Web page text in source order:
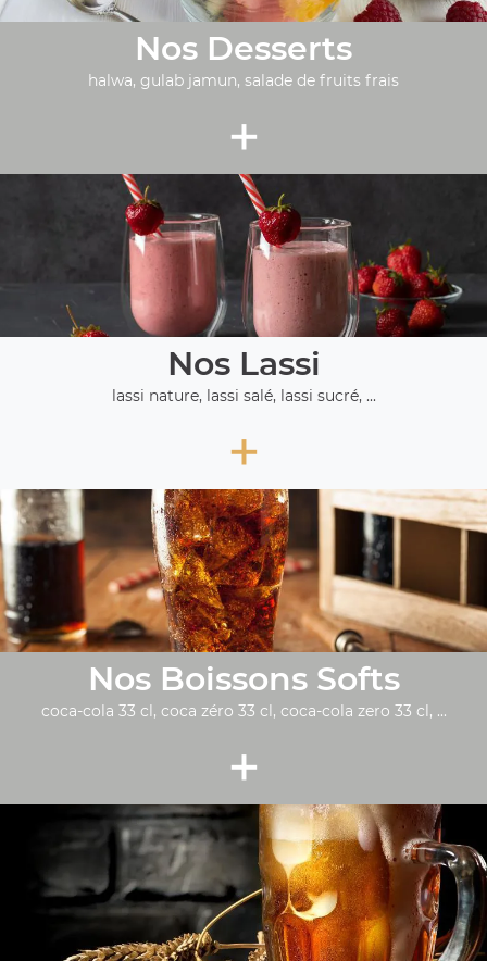
Nos Desserts
halwa, gulab jamun, salade de fruits frais
+
Nos Lassi
lassi nature, lassi salé, lassi sucré, ...
+
Nos Boissons Softs
coca-cola 33 cl, coca zéro 33 cl, coca-cola zero 33 cl, ...
+